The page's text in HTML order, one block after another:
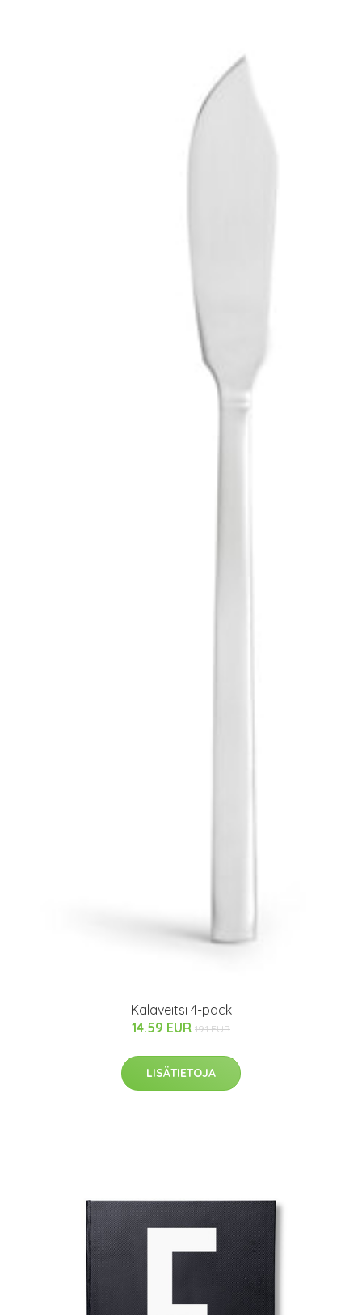
Kalaveitsi 4-pack
14.59 EUR 19.1 EUR
LISÄTIETOJA